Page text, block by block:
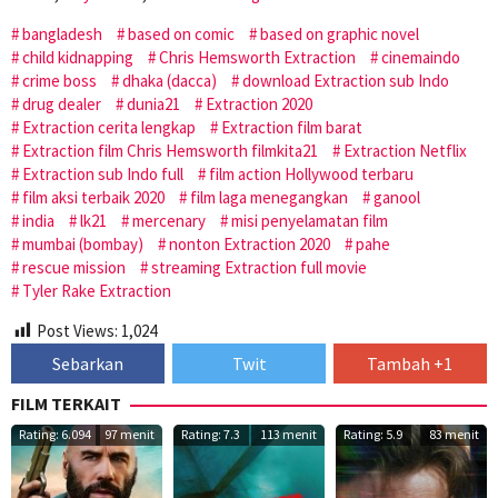
bangladesh
based on comic
based on graphic novel
child kidnapping
Chris Hemsworth Extraction
cinemaindo
crime boss
dhaka (dacca)
download Extraction sub Indo
drug dealer
dunia21
Extraction 2020
Extraction cerita lengkap
Extraction film barat
Extraction film Chris Hemsworth filmkita21
Extraction Netflix
Extraction sub Indo full
film action Hollywood terbaru
film aksi terbaik 2020
film laga menegangkan
ganool
india
lk21 mercenary
misi penyelamatan film
mumbai (bombay)
nonton Extraction 2020
pahe
rescue mission
streaming Extraction full movie
Tyler Rake Extraction
Post Views: 1,024
Sebarkan Twit
Tambah +1
FILM TERKAIT
Rating: 6.094 97 menit Rating: 7.3 113 menit Rating: 5.9 83 menit